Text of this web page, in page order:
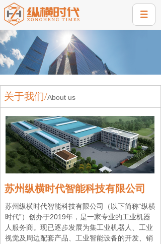
苏州纵横时代智能科技有限公司（以下简称“纵横
时代”）创办于2019年，是一家专业的工业机器
人服务商。现已逐步发展为集工业机器人、工业
视觉及周边配套产品、工业智能设备的开发、销
苏州纵横时代智能科技有限公司
关于我们/About us